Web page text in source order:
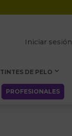
Iniciar sesión
TINTES DE PELO
PROFESIONALES